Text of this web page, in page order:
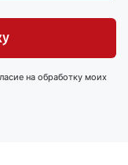
на обработку моих